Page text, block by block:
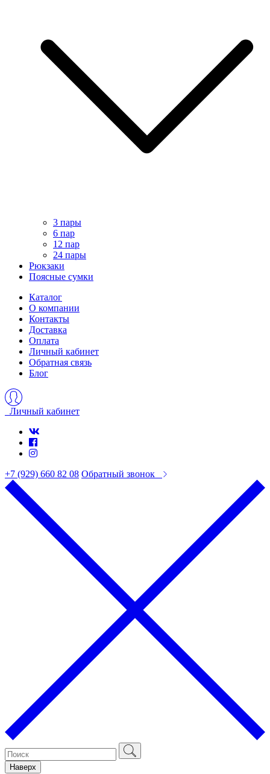
3 пары
6 пар
12 пар
24 пары
Рюкзаки
Поясные сумки
Каталог
О компании
Контакты
Доставка
Оплата
Личный кабинет
Обратная связь
Блог
Личный кабинет
+7 (929) 660 82 08 Обратный звонок
Наверх